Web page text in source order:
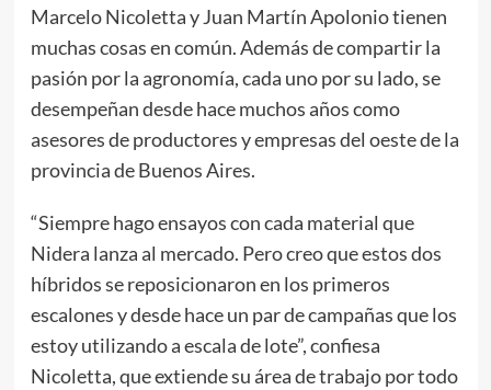
Marcelo Nicoletta y Juan Martín Apolonio tienen
muchas cosas en común. Además de compartir la
pasión por la agronomía, cada uno por su lado, se
desempeñan desde hace muchos años como
asesores de productores y empresas del oeste de la
provincia de Buenos Aires.
“Siempre hago ensayos con cada material que
Nidera lanza al mercado. Pero creo que estos dos
híbridos se reposicionaron en los primeros
escalones y desde hace un par de campañas que los
estoy utilizando a escala de lote”, confiesa
Nicoletta, que extiende su área de trabajo por todo